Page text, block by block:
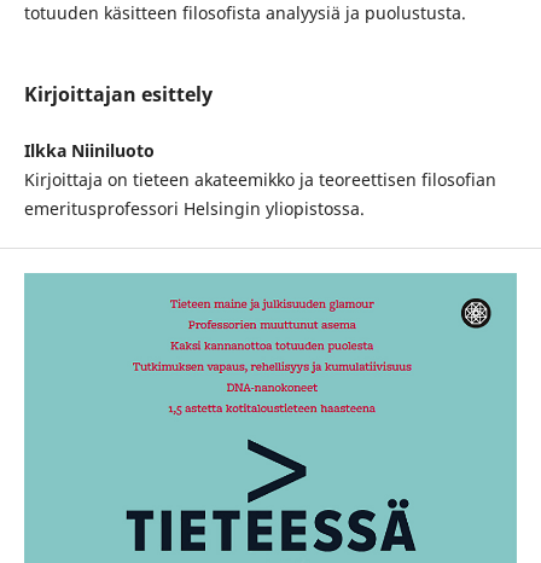
totuuden käsitteen filosofista analyysiä ja puolustusta.
Kirjoittajan esittely
Ilkka Niiniluoto
Kirjoittaja on tieteen akateemikko ja teoreettisen filosofian
emeritusprofessori Helsingin yliopistossa.